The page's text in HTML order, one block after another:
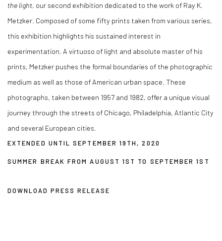
the light, our second exhibition dedicated to the work of Ray K.
Metzker. Composed of some fifty prints taken from various series,
this exhibition highlights his sustained interest in
experimentation. A virtuoso of light and absolute master of his
prints, Metzker pushes the formal boundaries of the photographic
medium as well as those of American urban space. These
photographs, taken between 1957 and 1982, offer a unique visual
journey through the streets of Chicago, Philadelphia, Atlantic City
and several European cities.
EXTENDED UNTIL SEPTEMBER 19TH, 2020
SUMMER BREAK FROM AUGUST 1ST TO SEPTEMBER 1ST
DOWNLOAD PRESS RELEASE